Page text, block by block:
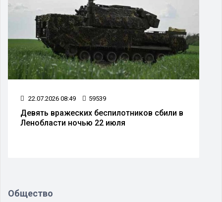
22.07.2026 08:49 59539
Девять вражеских беспилотников сбили в
Ленобласти ночью 22 июля
Общество